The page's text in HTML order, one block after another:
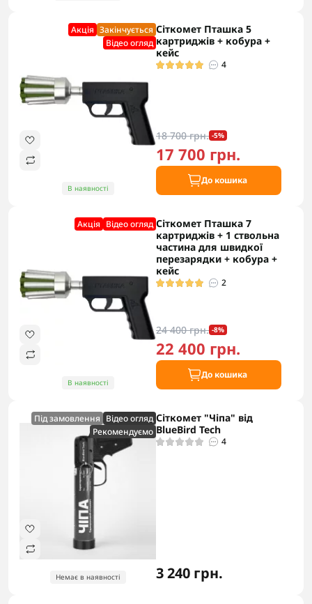
Акцiя Закінчується
Відео огляд
В наявності
Сіткомет Пташка 5
картриджів + кобура +
кейс
4
18 700 грн. -5%
17 700 грн.
До кошика
Акцiя Відео огляд
В наявності
Сіткомет Пташка 7
картриджів + 1 ствольна
частина для швидкої
перезарядки + кобура +
кейс
2
24 400 грн. -8%
22 400 грн.
До кошика
Під замовлення Відео огляд
Рекомендуємо
Немає в наявності
Сіткомет "Чіпа" від
BlueBird Tech
4
3 240 грн.